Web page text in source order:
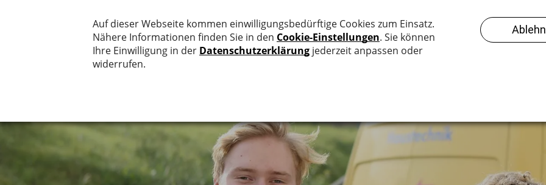
Start Über uns Haustechnik
Heizung
Pv-Anlagen (Wallbox)
Wärmepumpen
Karriere Tankschutz